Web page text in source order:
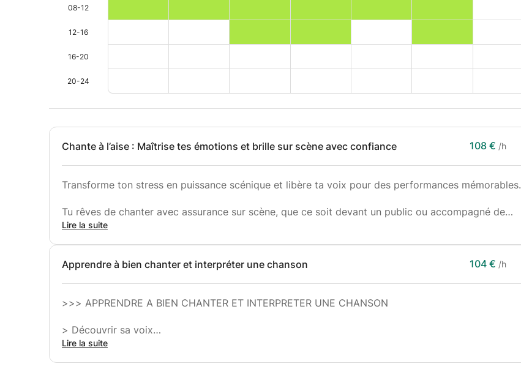
08-12
12-16
16-20
20-24
Chante à l’aise : Maîtrise tes émotions et brille sur scène avec confiance 108 € /h
Transforme ton stress en puissance scénique et libère ta voix pour des performances mémorables.
Tu rêves de chanter avec assurance sur scène, que ce soit devant un public ou accompagné de
musiciens, sans laisser le stress te paralyser ? Cet accompagnement unique t’apporte les outils
- Gagner en confiance pour captiver ton auditoire et incarner pleinement ton interprétation.
✅ Réduction du stress et du trac grâce à des techniques éprouvées (respiration, visualisation,
✅ Amélioration de ta posture et de ta communication non-verbale pour une meilleure connexion
avec ton public.
✅ Un coaching personnalisé pour travailler ta voix, ton expression scénique et ton interprétation.
Lire la suite
Apprendre à bien chanter et interpréter une chanson 104 € /h
>>> APPRENDRE A BIEN CHANTER ET INTERPRETER UNE CHANSON
> Découvrir sa voix
> Apprendre à bien chanter
Lire la suite